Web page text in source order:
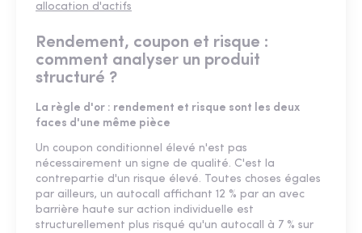
allocation d'actifs
Rendement, coupon et risque :
comment analyser un produit
structuré ?
La règle d'or : rendement et risque sont les deux
faces d'une même pièce
Un coupon conditionnel élevé n'est pas
nécessairement un signe de qualité. C'est la
contrepartie d'un risque élevé. Toutes choses égales
par ailleurs, un autocall affichant 12 % par an avec
barrière haute sur action individuelle est
structurellement plus risqué qu'un autocall à 7 % sur